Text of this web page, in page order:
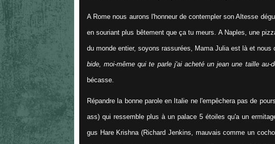
A Rome nous aurons l'honneur de contempler son Altesse
en souriant plus bêtement que ça tu meurs. A Naples, une
du monde entier, soyons rassurées, Mama Julia est là et nous
bide, moi-même qui te parle j'ai acheté un jean une taille au-
bécasse.
Répandre la bonne parole en Italie ne l'empêchera pas de
ass) qui ressemble plus à un palace 5 étoiles qu'a un
gus Hare Krishna (Richard Jenkins, mauvais comme un